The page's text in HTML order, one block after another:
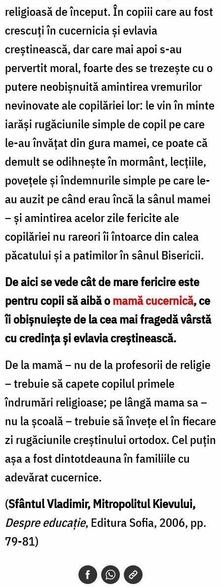
religioasă de început. În copiii care au fost
crescuți în cucernicia și evlavia
creștinească, dar care mai apoi s-au
pervertit moral, foarte des se trezește cu o
putere neobișnuită amintirea vremurilor
nevinovate ale copilăriei lor: le vin în minte
iarăși rugăciunile simple de copil pe care
le-au învățat din gura mamei, ce poate că
demult se odihnește în mormânt, lecțiile,
povețele și îndemnurile simple pe care le-
au auzit pe când erau încă la sânul mamei
– și amintirea acelor zile fericite ale
copilăriei nu rareori îi întoarce din calea
păcatului și a patimilor în sânul Bisericii.
De aici se vede cât de mare fericire este
pentru copii să aibă omamă cucernică, ce
îi obișnuiește de la cea mai fragedă vârstă
cu credința și evlavia creștinească.
De la mamă – nu de la profesorii de religie
– trebuie să capete copilul primele
îndrumări religioase; pe lângă mama sa –
nu la școală – trebuie să învețe el în fiecare
zi rugăciunile creștinului ortodox. Cel puțin
așa a fost dintotdeauna în familiile cu
adevărat cucernice.
(Sfântul Vladimir, Mitropolitul Kievului,
Despre educație, Editura Sofia, 2006, pp.
79-81)